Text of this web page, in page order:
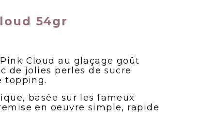
54gr
Cloud au glaçage goût
de jolies perles de sucre
topping.
basée sur les fameux
en oeuvre simple, rapide